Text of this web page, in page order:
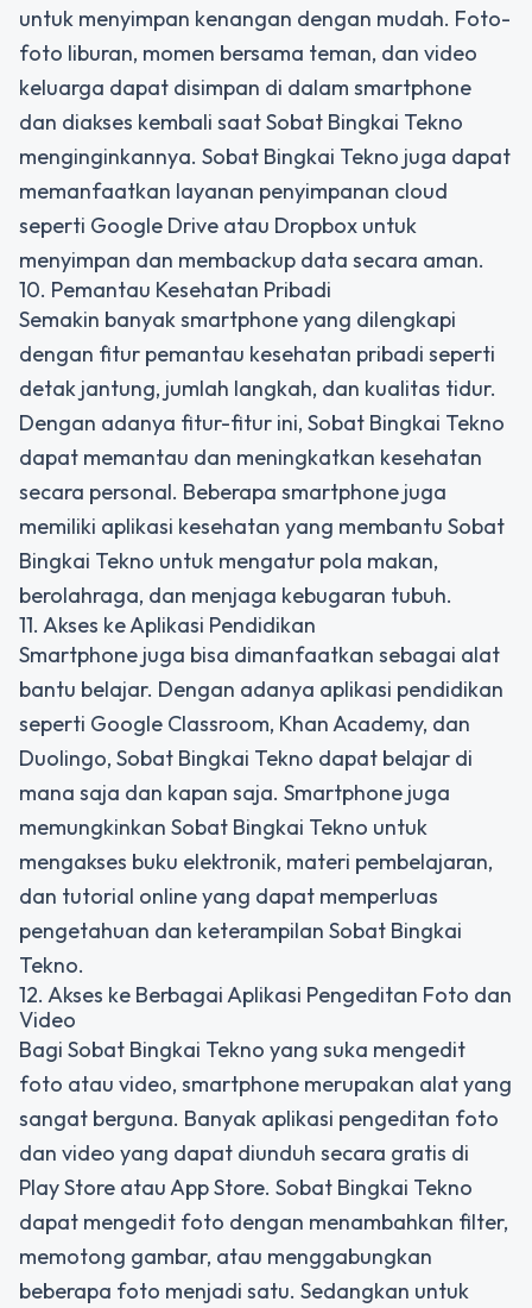
untuk menyimpan kenangan dengan mudah. Foto-
foto liburan, momen bersama teman, dan video
keluarga dapat disimpan di dalam smartphone
dan diakses kembali saat Sobat Bingkai Tekno
menginginkannya. Sobat Bingkai Tekno juga dapat
memanfaatkan layanan penyimpanan cloud
seperti Google Drive atau Dropbox untuk
menyimpan dan membackup data secara aman.
10. Pemantau Kesehatan Pribadi
Semakin banyak smartphone yang dilengkapi
dengan fitur pemantau kesehatan pribadi seperti
detak jantung, jumlah langkah, dan kualitas tidur.
Dengan adanya fitur-fitur ini, Sobat Bingkai Tekno
dapat memantau dan meningkatkan kesehatan
secara personal. Beberapa smartphone juga
memiliki aplikasi kesehatan yang membantu Sobat
Bingkai Tekno untuk mengatur pola makan,
berolahraga, dan menjaga kebugaran tubuh.
11. Akses ke Aplikasi Pendidikan
Smartphone juga bisa dimanfaatkan sebagai alat
bantu belajar. Dengan adanya aplikasi pendidikan
seperti Google Classroom, Khan Academy, dan
Duolingo, Sobat Bingkai Tekno dapat belajar di
mana saja dan kapan saja. Smartphone juga
memungkinkan Sobat Bingkai Tekno untuk
mengakses buku elektronik, materi pembelajaran,
dan tutorial online yang dapat memperluas
pengetahuan dan keterampilan Sobat Bingkai
Tekno.
12. Akses ke Berbagai Aplikasi Pengeditan Foto dan
Video
Bagi Sobat Bingkai Tekno yang suka mengedit
foto atau video, smartphone merupakan alat yang
sangat berguna. Banyak aplikasi pengeditan foto
dan video yang dapat diunduh secara gratis di
Play Store atau App Store. Sobat Bingkai Tekno
dapat mengedit foto dengan menambahkan filter,
memotong gambar, atau menggabungkan
beberapa foto menjadi satu. Sedangkan untuk